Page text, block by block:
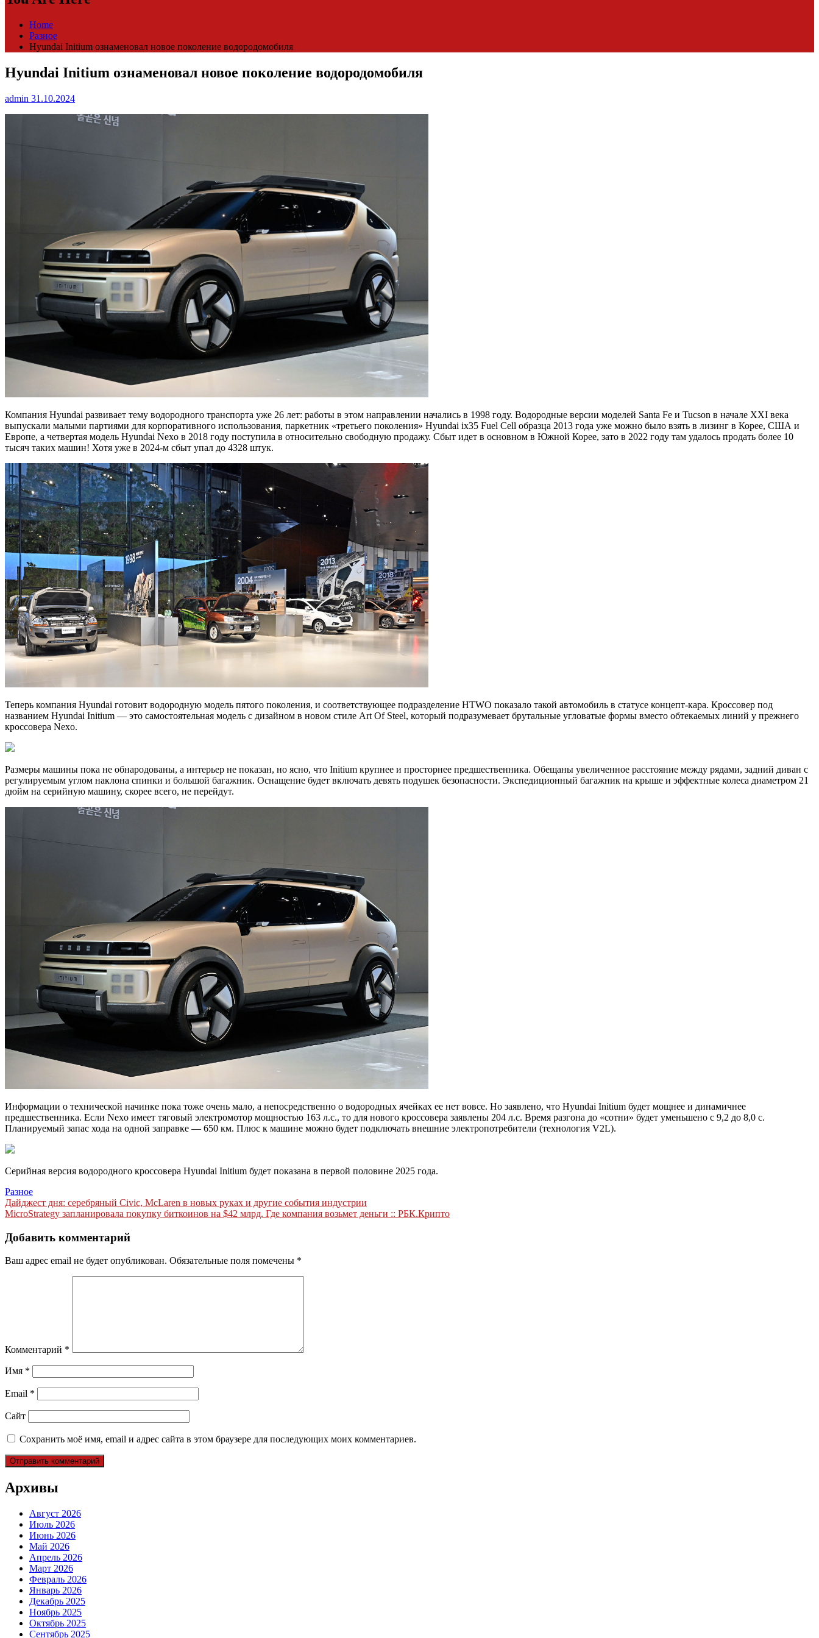
Home
Разное
Hyundai Initium ознаменовал новое поколение водородомобиля
Hyundai Initium ознаменовал новое поколение водородомобиля
admin 31.10.2024
Компания Hyundai развивает тему водородного транспорта уже 26 лет: работы в этом направлении начались в 1998 году. Водородные версии моделей Santa Fe и Tucson в начале XXI века
выпускали малыми партиями для корпоративного использования, паркетник «третьего поколения» Hyundai ix35 Fuel Cell образца 2013 года уже можно было взять в лизинг в Корее, США и
Европе, а четвертая модель Hyundai Nexo в 2018 году поступила в относительно свободную продажу. Сбыт идет в основном в Южной Корее, зато в 2022 году там удалось продать более 10
тысяч таких машин! Хотя уже в 2024-м сбыт упал до 4328 штук.
Теперь компания Hyundai готовит водородную модель пятого поколения, и соответствующее подразделение HTWO показало такой автомобиль в статусе концепт-кара. Кроссовер под
названием Hyundai Initium — это самостоятельная модель с дизайном в новом стиле Art Of Steel, который подразумевает брутальные угловатые формы вместо обтекаемых линий у прежнего
кроссовера Nexo.
Размеры машины пока не обнародованы, а интерьер не показан, но ясно, что Initium крупнее и просторнее предшественника. Обещаны увеличенное расстояние между рядами, задний диван с
регулируемым углом наклона спинки и большой багажник. Оснащение будет включать девять подушек безопасности. Экспедиционный багажник на крыше и эффектные колеса диаметром 21
дюйм на серийную машину, скорее всего, не перейдут.
Информации о технической начинке пока тоже очень мало, а непосредственно о водородных ячейках ее нет вовсе. Но заявлено, что Hyundai Initium будет мощнее и динамичнее
предшественника. Если Nexo имеет тяговый электромотор мощностью 163 л.с., то для нового кроссовера заявлены 204 л.с. Время разгона до «сотни» будет уменьшено с 9,2 до 8,0 с.
Планируемый запас хода на одной заправке — 650 км. Плюс к машине можно будет подключать внешние электропотребители (технология V2L).
Серийная версия водородного кроссовера Hyundai Initium будет показана в первой половине 2025 года.
Разное
Навигация
по
записям
Дайджест дня: серебряный Civic, McLaren в новых руках и другие события индустрии
MicroStrategy запланировала покупку биткоинов на $42 млрд. Где компания возьмет деньги :: РБК.Крипто
Добавить комментарий
Ваш адрес email не будет опубликован. Обязательные поля помечены *
Комментарий *
Имя *
Email *
Сайт
Сохранить моё имя, email и адрес сайта в этом браузере для последующих моих комментариев.
Архивы
Август 2026
Июль 2026
Июнь 2026
Май 2026
Апрель 2026
Март 2026
Февраль 2026
Январь 2026
Декабрь 2025
Ноябрь 2025
Октябрь 2025
Сентябрь 2025